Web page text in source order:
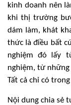
kinh doanh nên
khi thị trường
dám làm, khát
thức là điều bất
nghiệm đó lấy
nghiệm, từ
Tất cả chỉ có
Nội dung chia sẻ